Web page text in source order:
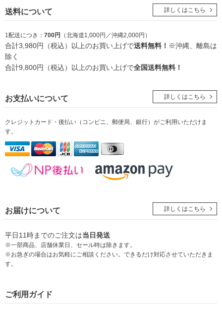
送料について
1配送につき： 700円 （北海道1,000円／沖縄2,000円）
合計3,980円（税込）以上のお買い上げで送料無料！ ※沖縄、離島は
除く
合計9,800円（税込）以上のお買い上げで全国送料無料！
詳しくはこちら
お支払いについて
クレジットカード・後払い（コンビニ、郵便局、銀行） がご利用いただけま
す。
詳しくはこちら
お届けについて
平日11時までのご注文は当日発送
※一部商品、店舗休業日、セール時は除きます。
※お急ぎの場合はお気軽にご相談ください。できるだけ対応させていただきま
す。
詳しくはこちら
ご利用ガイド